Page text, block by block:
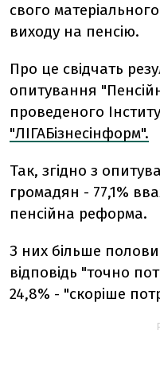
свого
виходу на пенсію.
Про це свідчать
опитування
проведеного
"ЛІГАБізнесінформ".
Так, згідно з
громадян - 77,1%
пенсійна реформа.
З них більше
відповідь "точно
24,8% - "скоріше